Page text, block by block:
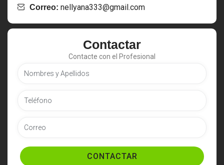
Correo: nellyana333@gmail.com
Contactar
Contacte con el Profesional
CONTACTAR